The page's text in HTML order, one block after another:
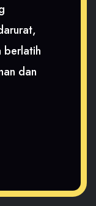
berlatih
dan